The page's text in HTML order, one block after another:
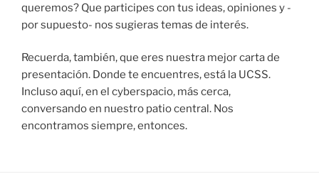
queremos? Que participes con tus ideas, opiniones y -
por supuesto- nos sugieras temas de interés.
Recuerda, también, que eres nuestra mejor carta de
presentación. Donde te encuentres, está la UCSS.
Incluso aquí, en el cyberspacio, más cerca,
conversando en nuestro patio central. Nos
encontramos siempre, entonces.